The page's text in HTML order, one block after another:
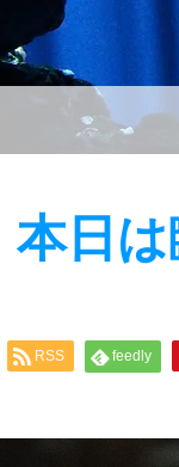
本日は
RSS feedly